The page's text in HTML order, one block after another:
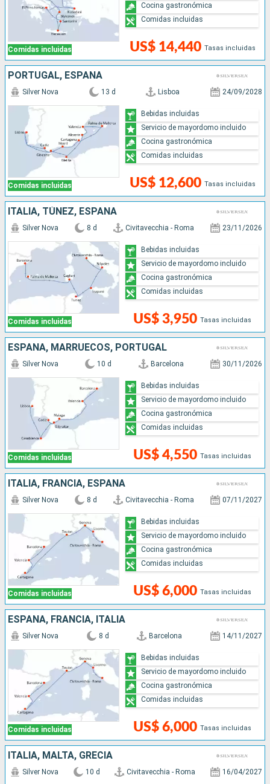
Comidas incluidas US$ 14,440 Tasas incluidas
Cocina gastronómica
Comidas incluidas
PORTUGAL, ESPAÑA
Comidas incluidas
Silver Nova 13 d Lisboa 24/09/2028
US$ 12,600 Tasas incluidas
Bebidas incluidas
Servicio de mayordomo incluido
Cocina gastronómica
Comidas incluidas
ITALIA, TÚNEZ, ESPAÑA
Comidas incluidas
Silver Nova 8 d Civitavecchia - Roma 23/11/2026
US$ 3,950 Tasas incluidas
Bebidas incluidas
Servicio de mayordomo incluido
Cocina gastronómica
Comidas incluidas
ESPAÑA, MARRUECOS, PORTUGAL
Comidas incluidas
Silver Nova 10 d Barcelona 30/11/2026
US$ 4,550 Tasas incluidas
Bebidas incluidas
Servicio de mayordomo incluido
Cocina gastronómica
Comidas incluidas
ITALIA, FRANCIA, ESPAÑA
Comidas incluidas
Silver Nova 8 d Civitavecchia - Roma 07/11/2027
US$ 6,000 Tasas incluidas
Bebidas incluidas
Servicio de mayordomo incluido
Cocina gastronómica
Comidas incluidas
ESPAÑA, FRANCIA, ITALIA
Comidas incluidas
Silver Nova 8 d Barcelona 14/11/2027
US$ 6,000 Tasas incluidas
Bebidas incluidas
Servicio de mayordomo incluido
Cocina gastronómica
Comidas incluidas
ITALIA, MALTA, GRECIA
Silver Nova 10 d Civitavecchia - Roma 16/04/2027